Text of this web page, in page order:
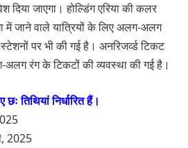
जाएगा। होल्डिंग एरिया की कलर
जाने वाले यात्रियों के लिए अलग-अलग
पर भी की गई है। अनरिजर्व्ड टिकट
अलग रंग के टिकटों की व्यवस्था की गई है।
तिथियां निर्धारित हैं।
2025